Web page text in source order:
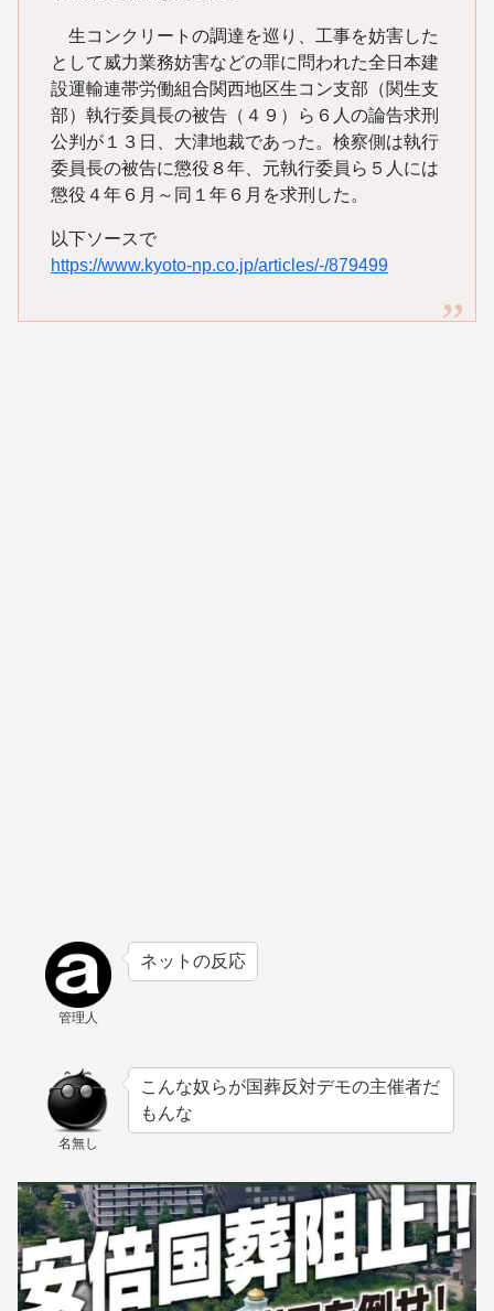
生コンクリートの調達を巡り、工事を妨害した
として威力業務妨害などの罪に問われた全日本建
設運輸連帯労働組合関西地区生コン支部（関生支
部）執行委員長の被告（４９）ら６人の論告求刑
公判が１３日、大津地裁であった。検察側は執行
委員長の被告に懲役８年、元執行委員ら５人には
懲役４年６月～同１年６月を求刑した。
以下ソースで
https://www.kyoto-np.co.jp/articles/-/879499
管理人
ネットの反応
名無し
こんな奴らが国葬反対デモの主催者だ
もんな